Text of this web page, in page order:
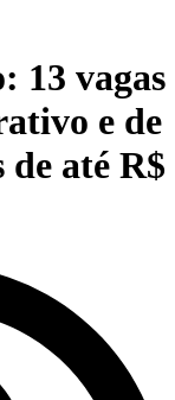
13 vagas
e de
de até R$